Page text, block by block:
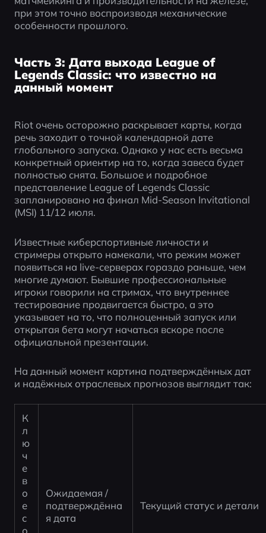
при этом точно воспроизводя механические
особенности прошлого.
Часть 3: Дата выхода League of
Legends Classic: что известно на
данный момент
Riot очень осторожно раскрывает карты, когда
речь заходит о точной календарной дате
глобального запуска. Однако у нас есть весьма
конкретный ориентир на то, когда завеса будет
полностью снята. Большое и подробное
представление League of Legends Classic
запланировано на финал Mid-Season Invitational
(MSI) 11/12 июля.
Известные киберспортивные личности и
стримеры открыто намекали, что режим может
появиться на live-серверах гораздо раньше, чем
многие думают. Бывшие профессиональные
игроки говорили на стримах, что внутреннее
тестирование продвигается быстро, а это
указывает на то, что полноценный запуск или
открытая бета могут начаться вскоре после
официальной презентации.
На данный момент картина подтверждённых дат
и надёжных отраслевых прогнозов выглядит так:
К
л
ю
ч
е
в
о
е
с
о
Ожидаемая /
подтверждённа
я дата
Текущий статус и детали